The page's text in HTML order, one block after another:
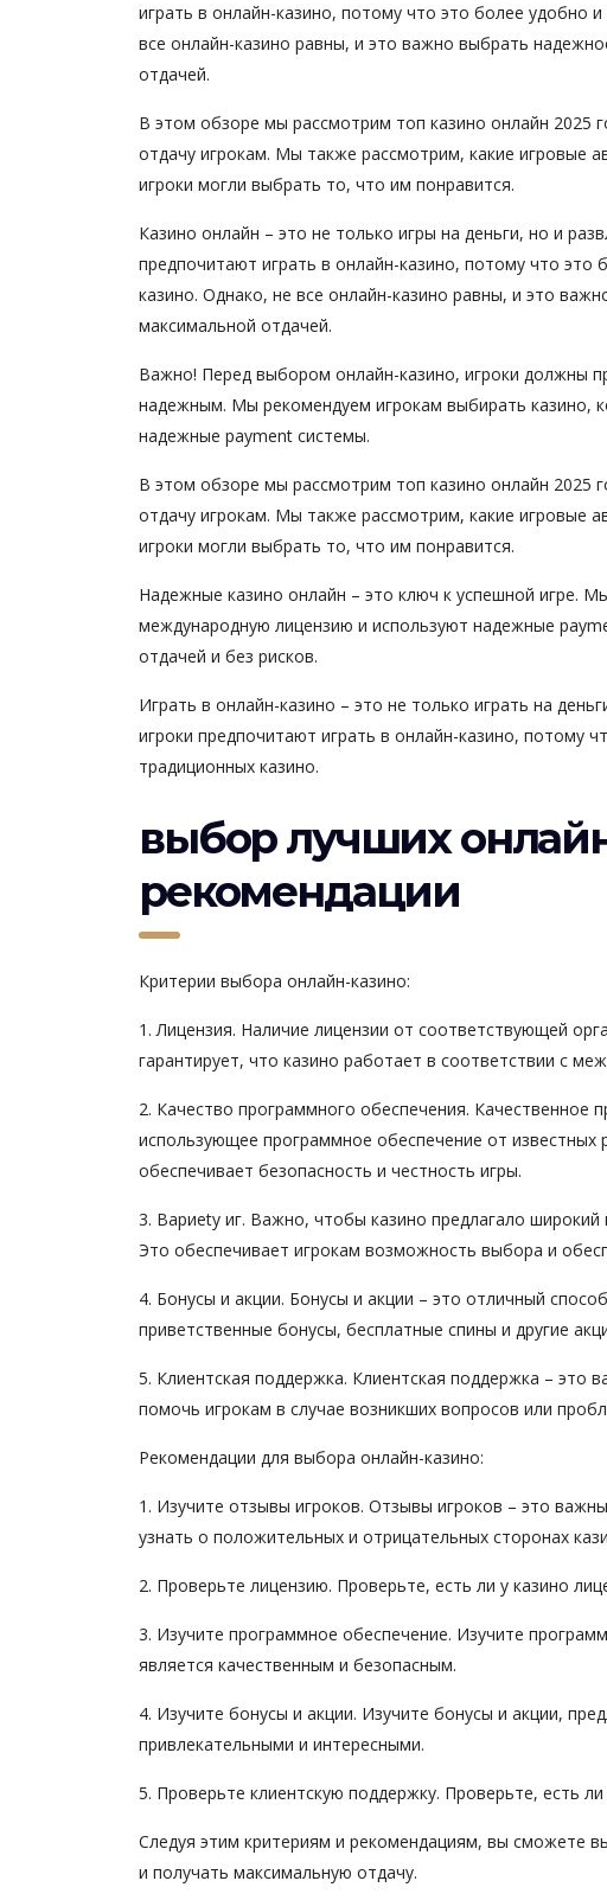
играть в онлайн-казино, потому что это более удобно
все онлайн-казино равны, и это важно выбрать
отдачей.
В этом обзоре мы рассмотрим топ казино онлайн 2025
отдачу игрокам. Мы также рассмотрим, какие игровые
игроки могли выбрать то, что им понравится.
Казино онлайн – это не только игры на деньги, но и
предпочитают играть в онлайн-казино, потому что
казино. Однако, не все онлайн-казино равны, и это
максимальной отдачей.
Важно! Перед выбором онлайн-казино, игроки должны
надежным. Мы рекомендуем игрокам выбирать казино,
надежные payment системы.
В этом обзоре мы рассмотрим топ казино онлайн 2025
отдачу игрокам. Мы также рассмотрим, какие игровые
игроки могли выбрать то, что им понравится.
Надежные казино онлайн – это ключ к успешной игре.
международную лицензию и используют надежные
отдачей и без рисков.
Играть в онлайн-казино – это не только играть на
игроки предпочитают играть в онлайн-казино, потому
традиционных казино.
выбор лучших
рекомендации
Критерии выбора онлайн-казино:
1. Лицензия. Наличие лицензии от соответствующей
гарантирует, что казино работает в соответствии с
2. Качество программного обеспечения. Качественное
использующее программное обеспечение от известных
обеспечивает безопасность и честность игры.
3. Вариety иг. Важно, чтобы казино предлагало
Это обеспечивает игрокам возможность выбора и
4. Бонусы и акции. Бонусы и акции – это отличный
приветственные бонусы, бесплатные спины и другие
5. Клиентская поддержка. Клиентская поддержка –
помочь игрокам в случае возникших вопросов или
Рекомендации для выбора онлайн-казино:
1. Изучите отзывы игроков. Отзывы игроков – это
узнать о положительных и отрицательных сторонах
2. Проверьте лицензию. Проверьте, есть ли у казино
3. Изучите программное обеспечение. Изучите
является качественным и безопасным.
4. Изучите бонусы и акции. Изучите бонусы и акции,
привлекательными и интересными.
5. Проверьте клиентскую поддержку. Проверьте, есть
Следуя этим критериям и рекомендациям, вы сможете
и получать максимальную отдачу.